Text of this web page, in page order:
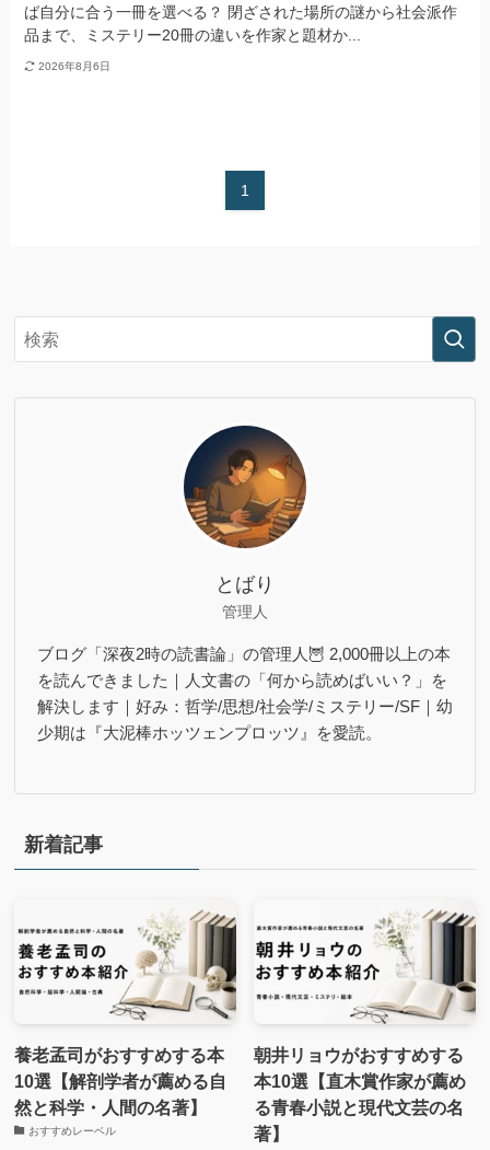
ば自分に合う一冊を選べる？ 閉ざされた場所の謎から社会派作
品まで、ミステリー20冊の違いを作家と題材か...
2026年8月6日
1
とばり
管理人
ブログ「深夜2時の読書論」の管理人🦉 2,000冊以上の本
を読んできました｜人文書の「何から読めばいい？」を
解決します｜好み：哲学/思想/社会学/ミステリー/SF｜幼
少期は『大泥棒ホッツェンプロッツ』を愛読。
新着記事
養老孟司がおすすめする本
10選【解剖学者が薦める自
然と科学・人間の名著】
おすすめレーベル
朝井リョウがおすすめする
本10選【直木賞作家が薦め
る青春小説と現代文芸の名
著】